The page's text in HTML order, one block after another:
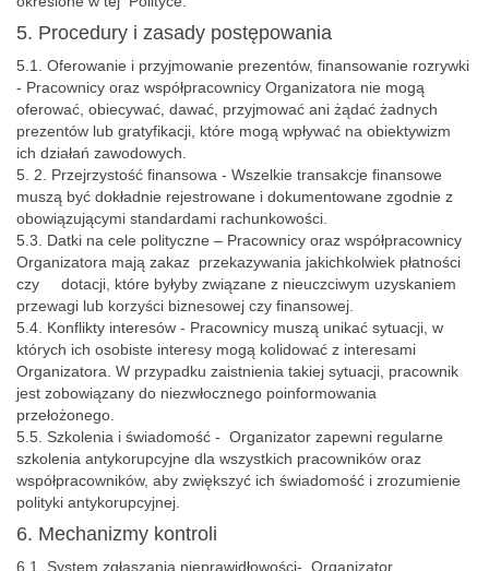
5. Procedury i zasady postępowania
5.1. Oferowanie i przyjmowanie prezentów, finansowanie rozrywki
- Pracownicy oraz współpracownicy Organizatora nie mogą
oferować, obiecywać, dawać, przyjmować ani żądać żadnych
prezentów lub gratyfikacji, które mogą wpływać na obiektywizm
ich działań zawodowych.
5. 2. Przejrzystość finansowa - Wszelkie transakcje finansowe
muszą być dokładnie rejestrowane i dokumentowane zgodnie z
obowiązującymi standardami rachunkowości.
5.3. Datki na cele polityczne – Pracownicy oraz współpracownicy
Organizatora mają zakaz przekazywania jakichkolwiek płatności
czy dotacji, które byłyby związane z nieuczciwym uzyskaniem
przewagi lub korzyści biznesowej czy finansowej.
5.4. Konflikty interesów - Pracownicy muszą unikać sytuacji, w
których ich osobiste interesy mogą kolidować z interesami
Organizatora. W przypadku zaistnienia takiej sytuacji, pracownik
jest zobowiązany do niezwłocznego poinformowania
przełożonego.
5.5. Szkolenia i świadomość - Organizator zapewni regularne
szkolenia antykorupcyjne dla wszystkich pracowników oraz
współpracowników, aby zwiększyć ich świadomość i zrozumienie
polityki antykorupcyjnej.
6. Mechanizmy kontroli
6.1. System zgłaszania nieprawidłowości- Organizator